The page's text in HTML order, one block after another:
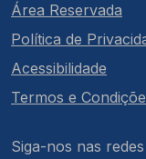
Área Reservada
Política de
Acessibilidade
Termos e
Siga-nos nas